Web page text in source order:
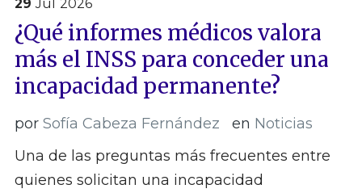
29 Jul 2026
¿Qué informes médicos valora
más el INSS para conceder una
incapacidad permanente?
por Sofía Cabeza Fernández en Noticias
Una de las preguntas más frecuentes entre
quienes solicitan una incapacidad